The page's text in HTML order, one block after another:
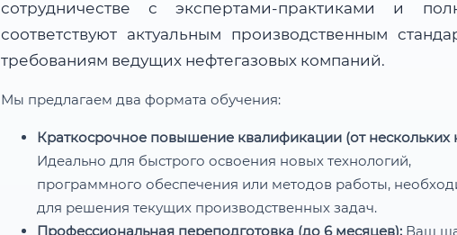
сотрудничестве с экспертами-практиками и
соответствуют актуальным производственным
требованиям ведущих нефтегазовых компаний.
Мы предлагаем два формата обучения:
Краткосрочное повышение квалификации (от нескольких
Идеально для быстрого освоения новых технологий,
программного обеспечения или методов работы,
для решения текущих производственных задач.
Профессиональная переподготовка (до 6 месяцев):Ваш